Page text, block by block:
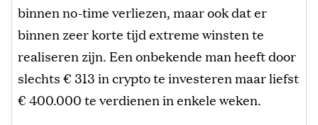
binnen no-time verliezen, maar ook dat er
binnen zeer korte tijd extreme winsten te
realiseren zijn. Een onbekende man heeft door
slechts € 313 in crypto te investeren maar liefst
€ 400.000 te verdienen in enkele weken.